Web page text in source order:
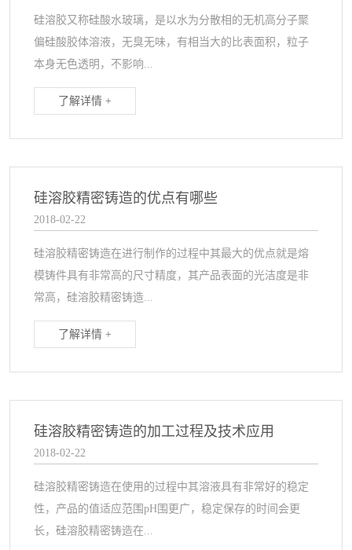
硅溶胶又称硅酸水玻璃，是以水为分散相的无机高分子聚
偏硅酸胶体溶液，无臭无味，有相当大的比表面积，粒子
本身无色透明，不影响...
了解详情 +
硅溶胶精密铸造的优点有哪些
2018-02-22
硅溶胶精密铸造在进行制作的过程中其最大的优点就是熔
模铸件具有非常高的尺寸精度，其产品表面的光洁度是非
常高，硅溶胶精密铸造...
了解详情 +
硅溶胶精密铸造的加工过程及技术应用
2018-02-22
硅溶胶精密铸造在使用的过程中其溶液具有非常好的稳定
性，产品的值适应范围pH围更广，稳定保存的时间会更
长，硅溶胶精密铸造在...